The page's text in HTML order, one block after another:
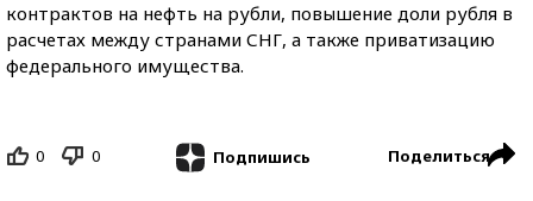
контрактов на нефть на рубли, повышение доли рубля в
расчетах между странами СНГ, а также приватизацию
федерального имущества.
0 0 Подпишись Поделиться